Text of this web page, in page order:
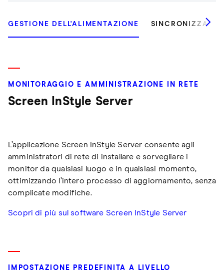
GESTIONE DELL'ALIMENTAZIONE
MONITORAGGIO E AMMINISTRAZIONE IN RETE
Screen InStyle Server
L’applicazione Screen InStyle Server consente agli
amministratori di rete di installare e sorvegliare i
monitor da qualsiasi luogo e in qualsiasi momento,
ottimizzando l’intero processo di aggiornamento, senza
complicate modifiche.
Scopri di più sul software Screen InStyle Server
IMPOSTAZIONE PREDEFINITA A LIVELLO